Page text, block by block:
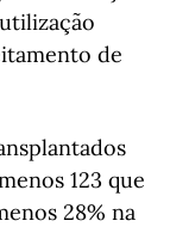
de
123 que
28% na